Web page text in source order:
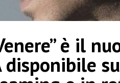
è il
disponibile